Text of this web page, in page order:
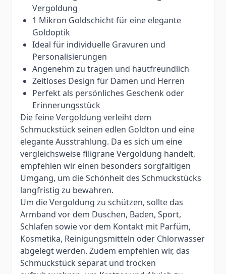
Vergoldung
1 Mikron Goldschicht für eine elegante
Goldoptik
Ideal für individuelle Gravuren und
Personalisierungen
Angenehm zu tragen und hautfreundlich
Zeitloses Design für Damen und Herren
Perfekt als persönliches Geschenk oder
Erinnerungsstück
Die feine Vergoldung verleiht dem
Schmuckstück seinen edlen Goldton und eine
elegante Ausstrahlung. Da es sich um eine
vergleichsweise filigrane Vergoldung handelt,
empfehlen wir einen besonders sorgfältigen
Umgang, um die Schönheit des Schmuckstücks
langfristig zu bewahren.
Um die Vergoldung zu schützen, sollte das
Armband vor dem Duschen, Baden, Sport,
Schlafen sowie vor dem Kontakt mit Parfüm,
Kosmetika, Reinigungsmitteln oder Chlorwasser
abgelegt werden. Zudem empfehlen wir, das
Schmuckstück separat und trocken